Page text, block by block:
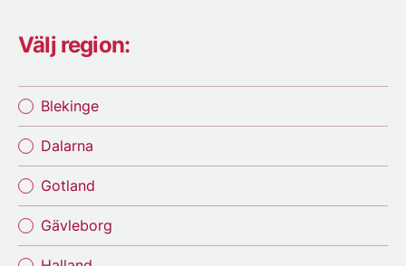
Välj region:
Blekinge
Dalarna
Gotland
Gävleborg